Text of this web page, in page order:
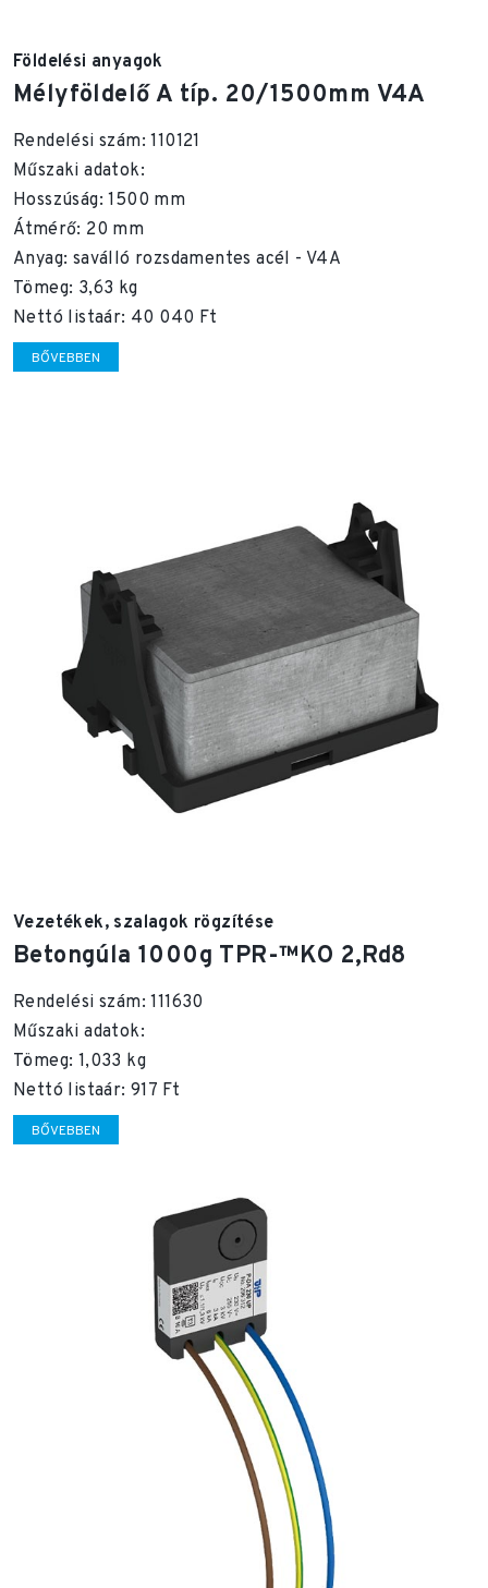
Földelési anyagok
Mélyföldelő A típ. 20/1500mm V4A
Rendelési szám: 110121
Műszaki adatok:
Hosszúság: 1500 mm
Átmérő: 20 mm
Anyag: saválló rozsdamentes acél - V4A
Tömeg: 3,63 kg
Nettó listaár: 40 040 Ft
BŐVEBBEN
Vezetékek, szalagok rögzítése
Betongúla 1000g TPR-™KO 2,Rd8
Rendelési szám: 111630
Műszaki adatok:
Tömeg: 1,033 kg
Nettó listaár: 917 Ft
BŐVEBBEN